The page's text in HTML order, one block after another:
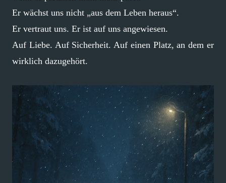
Er wächst uns nicht „aus dem Leben heraus“.
Er vertraut uns. Er ist auf uns angewiesen.
Auf Liebe. Auf Sicherheit. Auf einen Platz, an dem er
wirklich dazugehört.